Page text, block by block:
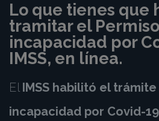
Lo que tienes que
tramitar el
incapacidad por
IMSS, en línea.
El IMSS habilitó el
incapacidad por Covid-19